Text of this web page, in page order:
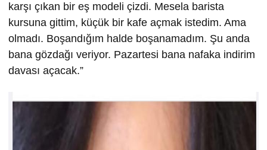
karşı çıkan bir eş modeli çizdi. Mesela barista
kursuna gittim, küçük bir kafe açmak istedim. Ama
olmadı. Boşandığım halde boşanamadım. Şu anda
bana gözdağı veriyor. Pazartesi bana nafaka indirim
davası açacak.”